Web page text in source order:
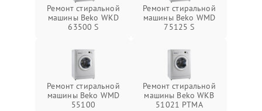
Ремонт стиральной
машины Beko WKD
63500 S
Ремонт стиральной
машины Beko WMD
75125 S
Ремонт стиральной
машины Beko WMD
55100
Ремонт стиральной
машины Beko WKB
51021 PTМА